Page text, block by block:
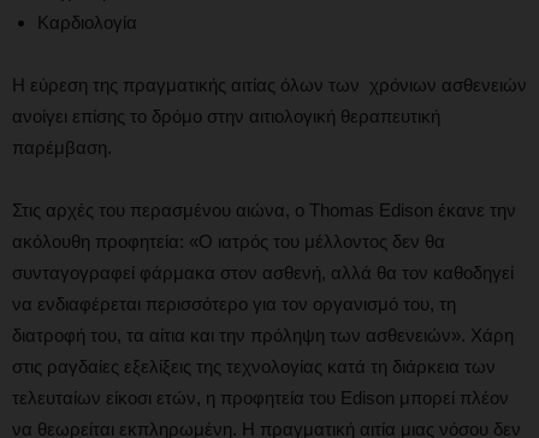
Καρδιολογία
Η εύρεση της πραγματικής αιτίας όλων των χρόνιων ασθενειών
ανοίγει επίσης το δρόμο στην αιτιολογική θεραπευτική
παρέμβαση.
Στις αρχές του περασμένου αιώνα, ο Thomas Edison έκανε την
ακόλουθη προφητεία: «Ο ιατρός του μέλλοντος δεν θα
συνταγογραφεί φάρμακα στον ασθενή, αλλά θα τον καθοδηγεί
να ενδιαφέρεται περισσότερο για τον οργανισμό του, τη
διατροφή του, τα αίτια και την πρόληψη των ασθενειών». Χάρη
στις ραγδαίες εξελίξεις της τεχνολογίας κατά τη διάρκεια των
τελευταίων είκοσι ετών, η προφητεία του Edison μπορεί πλέον
να θεωρείται εκπληρωμένη. Η πραγματική αιτία μιας νόσου δεν